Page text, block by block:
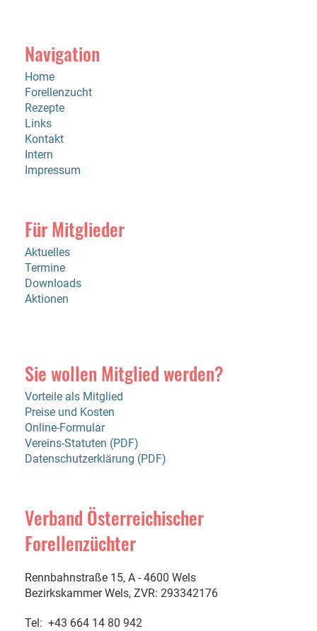
Navigation
Home
Forellenzucht
Rezepte
Links
Kontakt
Intern
Impressum
Für Mitglieder
Aktuelles
Termine
Downloads
Aktionen
Sie wollen Mitglied werden?
Vorteile als Mitglied
Preise und Kosten
Online-Formular
Vereins-Statuten (PDF)
Datenschutzerklärung (PDF)
Verband Österreichischer
Forellenzüchter
Rennbahnstraße 15, A - 4600 Wels
Bezirkskammer Wels, ZVR: 293342176
Tel: +43 664 14 80 942